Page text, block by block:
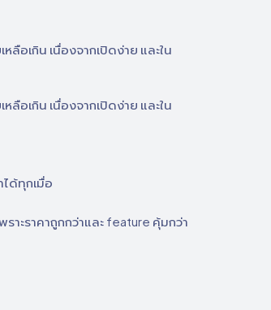
ลือเกิน เนื่องจากเปิดง่าย และใน
ลือเกิน เนื่องจากเปิดง่าย และใน
ด้ทุกเมื่อ
ราะราคาถูกกว่าและ feature คุ้มกว่า